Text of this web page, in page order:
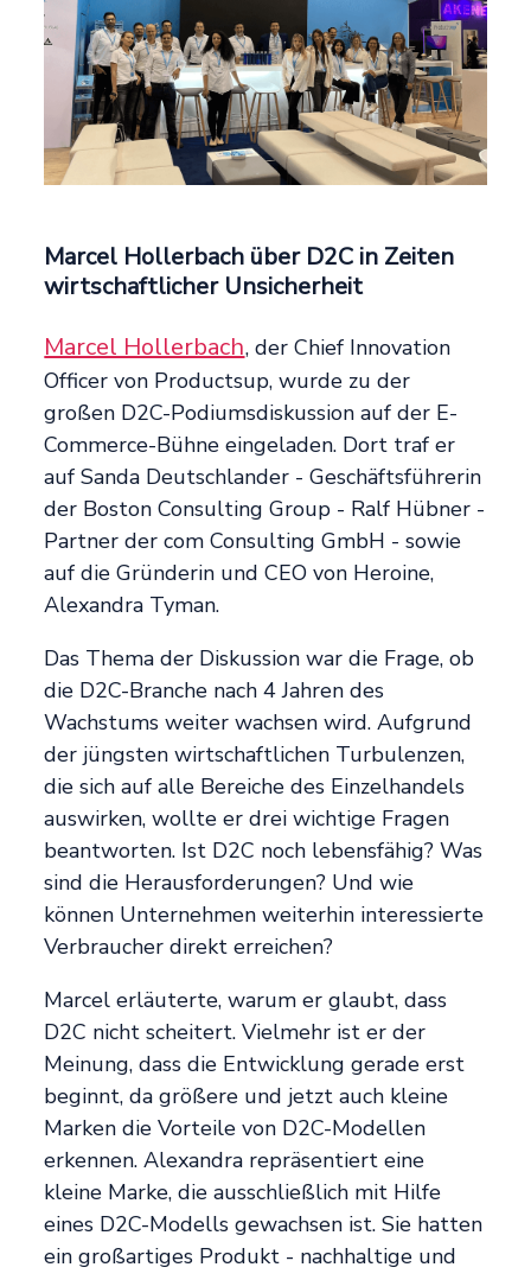
Marcel Hollerbach über D2C in Zeiten
wirtschaftlicher Unsicherheit
Marcel Hollerbach, der Chief Innovation
Officer von Productsup, wurde zu der
großen D2C-Podiumsdiskussion auf der E-
Commerce-Bühne eingeladen. Dort traf er
auf Sanda Deutschlander - Geschäftsführerin
der Boston Consulting Group - Ralf Hübner -
Partner der com Consulting GmbH - sowie
auf die Gründerin und CEO von Heroine,
Alexandra Tyman.
Das Thema der Diskussion war die Frage, ob
die D2C-Branche nach 4 Jahren des
Wachstums weiter wachsen wird. Aufgrund
der jüngsten wirtschaftlichen Turbulenzen,
die sich auf alle Bereiche des Einzelhandels
auswirken, wollte er drei wichtige Fragen
beantworten. Ist D2C noch lebensfähig? Was
sind die Herausforderungen? Und wie
können Unternehmen weiterhin interessierte
Verbraucher direkt erreichen?
Marcel erläuterte, warum er glaubt, dass
D2C nicht scheitert. Vielmehr ist er der
Meinung, dass die Entwicklung gerade erst
beginnt, da größere und jetzt auch kleine
Marken die Vorteile von D2C-Modellen
erkennen. Alexandra repräsentiert eine
kleine Marke, die ausschließlich mit Hilfe
eines D2C-Modells gewachsen ist. Sie hatten
ein großartiges Produkt - nachhaltige und